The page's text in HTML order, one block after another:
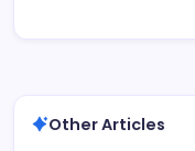
Other Articles